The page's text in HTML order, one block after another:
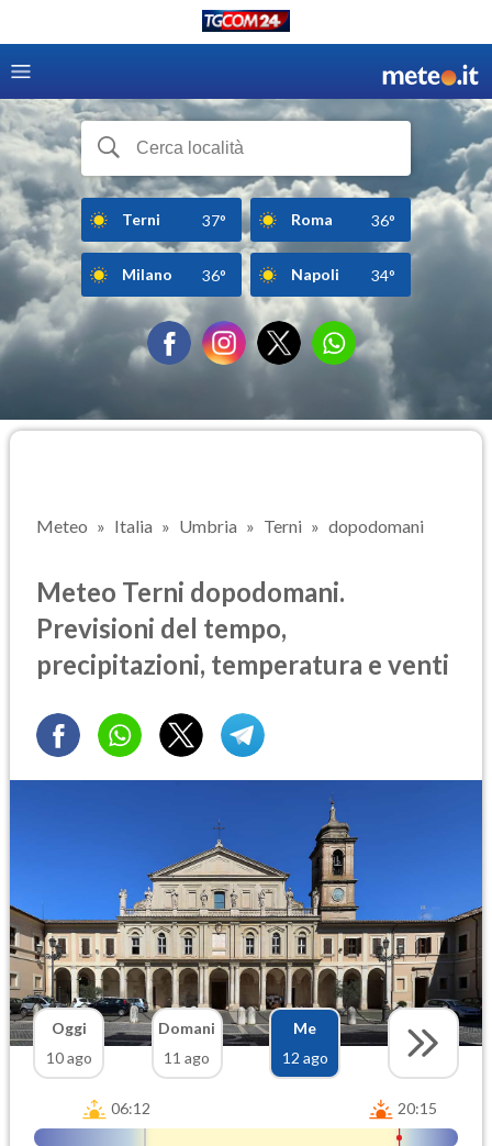
Terni 37° Roma 36°
Milano 36° Napoli 34°
Meteo Italia Umbria Terni dopodomani
Meteo Terni dopodomani.
Previsioni del tempo,
precipitazioni, temperatura e venti
Oggi
10 ago
Domani
11 ago
Me
12 ago
06:12 20:15